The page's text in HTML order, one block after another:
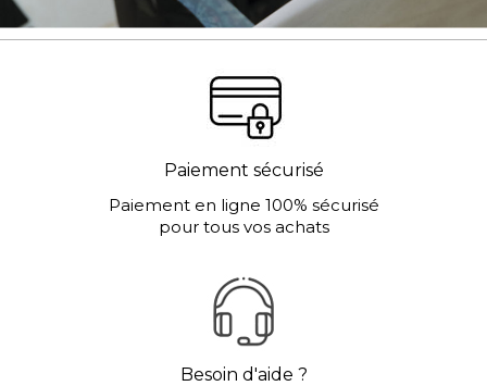
Paiement sécurisé
Paiement en ligne 100% sécurisé
pour tous vos achats
Besoin d'aide ?